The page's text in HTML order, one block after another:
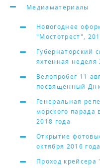
Медиаматериалы
Новогоднее
"Мостотрест",
Губернаторский
яхтенная неделя
Велопробег 11
посвященный
Генеральная
морского парада
2018 года
Открытие
октября 2016 года
Проход крейсера